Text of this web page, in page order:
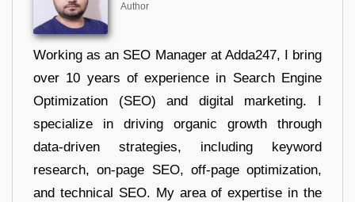
Author
Working as an SEO Manager at Adda247, I bring
over 10 years of experience in Search Engine
Optimization (SEO) and digital marketing. I
specialize in driving organic growth through
data-driven strategies, including keyword
research, on-page SEO, off-page optimization,
and technical SEO. My area of expertise in the